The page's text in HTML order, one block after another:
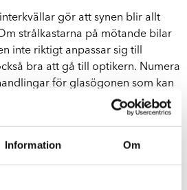
Information Om
gör att synen blir allt
strålkastarna på mötande bilar
inte riktigt anpassar sig till
bra att gå till optikern. Numera
för glasögonen som kan
och minska på exempelvis
kan hjälpa dig om du inte